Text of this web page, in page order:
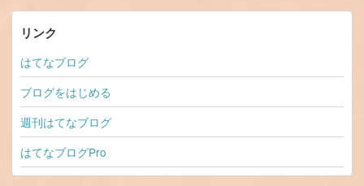
リンク
はてなブログ
ブログをはじめる
週刊はてなブログ
はてなブログPro